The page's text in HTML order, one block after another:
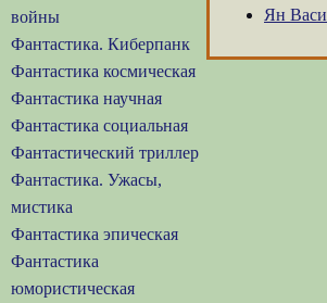
войны
Фантастика. Киберпанк
Фантастика космическая
Фантастика научная
Фантастика социальная
Фантастический триллер
Фантастика. Ужасы,
мистика
Фантастика эпическая
Фантастика
юмористическая
Ян